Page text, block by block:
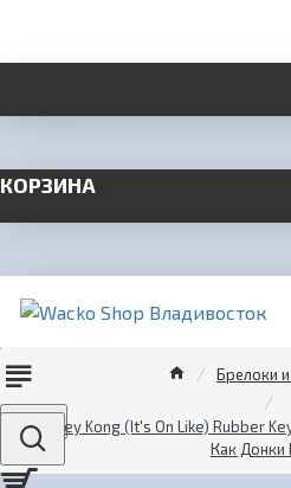
КОРЗИНА
Menu
Брелоки
Donkey Kong (It's On Like) Rubber
Как Донки